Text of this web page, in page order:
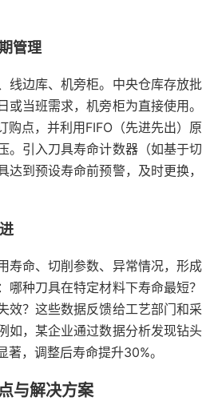
管理
线边库、机旁柜。中央仓库存放批
或当班需求，机旁柜为直接使用。
购点，并利用FIFO（先进先出）原
。引入刀具寿命计数器（如基于切
达到预设寿命前预警，及时更换，
寿命、切削参数、异常情况，形成
哪种刀具在特定材料下寿命最短？
效？这些数据反馈给工艺部门和采
如，某企业通过数据分析发现钻头
，调整后寿命提升30%。
与解决方案